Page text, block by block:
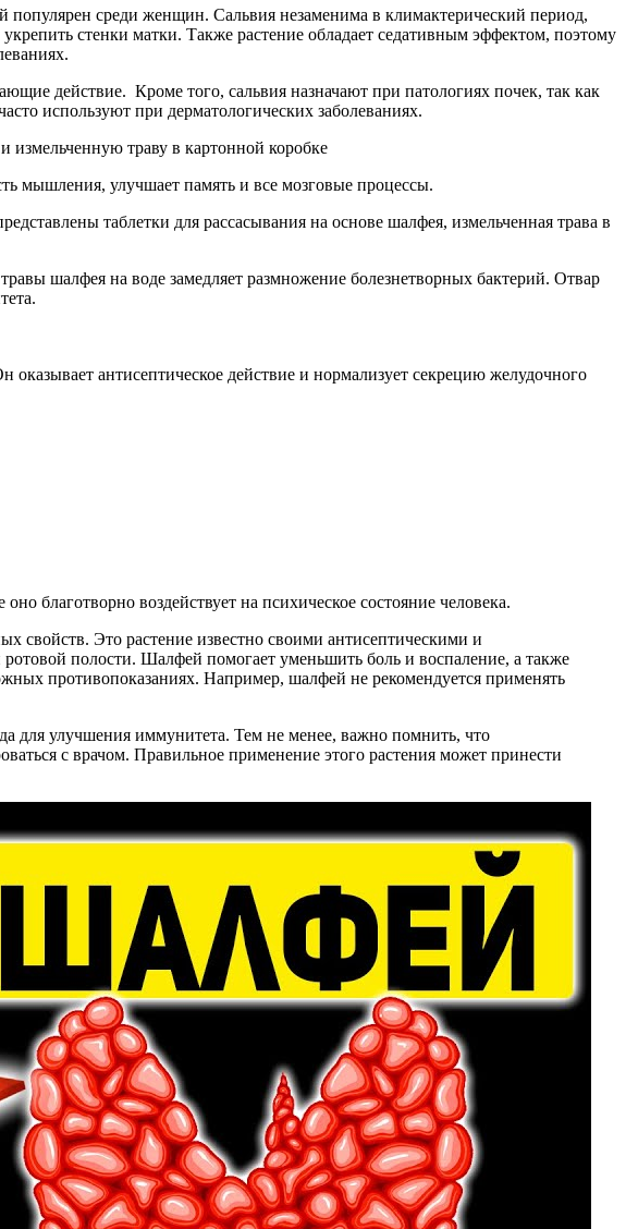
среди женщин. Сальвия незаменима в климактерический период,
стенки матки. Также растение обладает седативным эффектом, поэтому
действие. Кроме того, сальвия назначают при патологиях почек, так как
используют при дерматологических заболеваниях.
мышления, улучшает память и все мозговые процессы.
таблетки для рассасывания на основе шалфея, измельченная трава в
шалфея на воде замедляет размножение болезнетворных бактерий. Отвар
антисептическое действие и нормализует секрецию желудочного
благотворно воздействует на психическое состояние человека.
свойств. Это растение известно своими антисептическими и
полости. Шалфей помогает уменьшить боль и воспаление, а также
противопоказаниях. Например, шалфей не рекомендуется применять
для улучшения иммунитета. Тем не менее, важно помнить, что
с врачом. Правильное применение этого растения может принести